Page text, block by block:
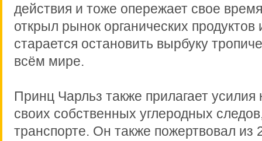
действия и тоже опережает свое
открыл рынок органических продуктов
старается остановить вырбуку
всём мире.
Принц Чарльз также прилагает
своих собственных углеродных
транспорте. Он также пожертвовал из